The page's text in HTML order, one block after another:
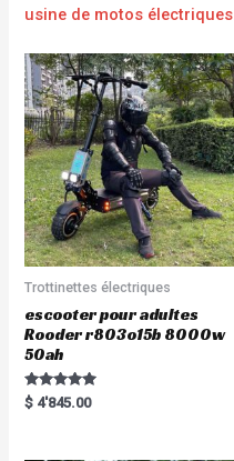
usine de motos électriques
Trottinettes électriques
escooter pour adultes
Rooder r803o15b 8000w
50ah
Rated
5.00
$ 4'845.00